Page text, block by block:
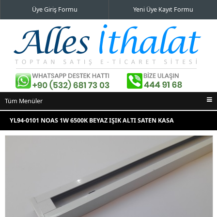
Üye Giriş Formu Yeni Üye Kayıt Formu
Tüm Menüler
Ana Sayfa
İndirimli Ürünler
Alışveriş Sepeti
YL94-0101 NOAS 1W 6500K BEYAZ IŞIK ALTI SATEN KASA